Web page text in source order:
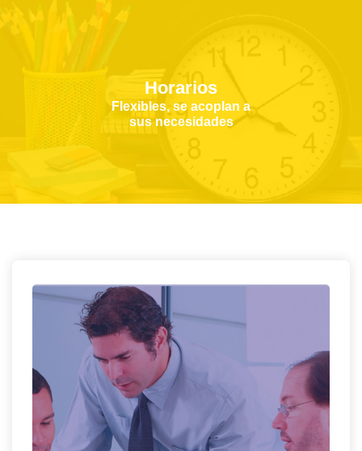
Horarios
Flexibles, se acoplan a
sus necesidades